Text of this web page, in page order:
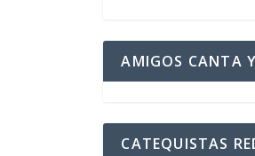
AMIGOS CANTA
CATEQUISTAS